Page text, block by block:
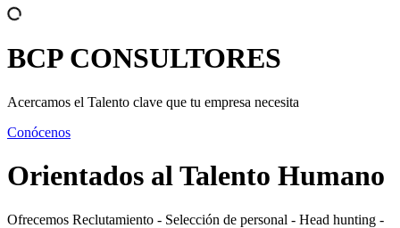
BCPCONSULTORES
Acercamos el Talento clave que tu empresa necesita
Conócenos
Orientados alTalento Humano
Ofrecemos Reclutamiento - Selección de personal - Head hunting -